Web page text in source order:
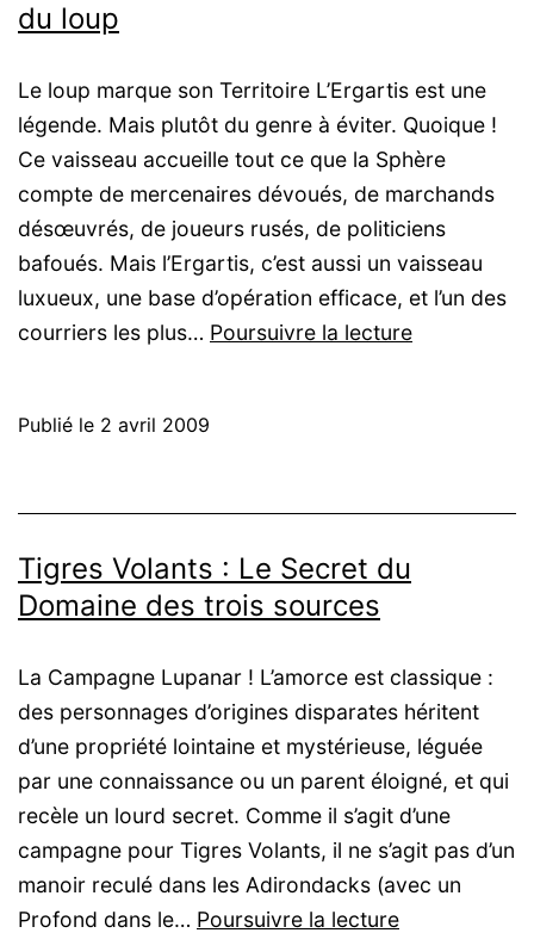
fer
du loup
Le loup marque son Territoire L’Ergartis est une
légende. Mais plutôt du genre à éviter. Quoique !
Ce vaisseau accueille tout ce que la Sphère
compte de mercenaires dévoués, de marchands
désœuvrés, de joueurs rusés, de politiciens
bafoués. Mais l’Ergartis, c’est aussi un vaisseau
luxueux, une base d’opération efficace, et l’un des
courriers les plus… Poursuivre la lectureTigres
Publié le 2 avril 2009
Tigres Volants : Le Secret du
Domaine des trois sources
La Campagne Lupanar ! L’amorce est classique :
des personnages d’origines disparates héritent
d’une propriété lointaine et mystérieuse, léguée
par une connaissance ou un parent éloigné, et qui
recèle un lourd secret. Comme il s’agit d’une
campagne pour Tigres Volants, il ne s’agit pas d’un
manoir reculé dans les Adirondacks (avec un
Profond dans le… Poursuivre la lectureTigres